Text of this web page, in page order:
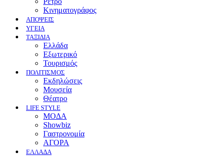
Κινηματογράφος
ΑΠΟΨΕΙΣ
ΥΓΕΙΑ
ΤΑΞΙΔΙΑ
Ελλάδα
Εξωτερικό
Τουρισμός
ΠΟΛΙΤΙΣΜΟΣ
Eκδηλώσεις
Mουσεία
Θέατρο
LIFE STYLE
ΜΟΔΑ
Showbiz
Γαστρονομία
ΑΓΟΡΑ
ΕΛΛΆΔΑ